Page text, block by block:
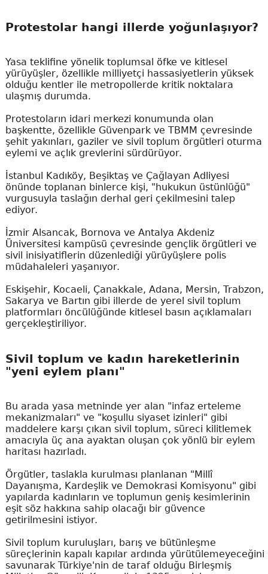
Protestolar hangi illerde yoğunlaşıyor?
Yasa teklifine yönelik toplumsal öfke ve kitlesel
yürüyüşler, özellikle milliyetçi hassasiyetlerin yüksek
olduğu kentler ile metropollerde kritik noktalara
ulaşmış durumda.
Protestoların idari merkezi konumunda olan
başkentte, özellikle Güvenpark ve TBMM çevresinde
şehit yakınları, gaziler ve sivil toplum örgütleri oturma
eylemi ve açlık grevlerini sürdürüyor.
İstanbul Kadıköy, Beşiktaş ve Çağlayan Adliyesi
önünde toplanan binlerce kişi, "hukukun üstünlüğü"
vurgusuyla taslağın derhal geri çekilmesini talep
ediyor.
İzmir Alsancak, Bornova ve Antalya Akdeniz
Üniversitesi kampüsü çevresinde gençlik örgütleri ve
sivil inisiyatiflerin düzenlediği yürüyüşlere polis
müdahaleleri yaşanıyor.
Eskişehir, Kocaeli, Çanakkale, Adana, Mersin, Trabzon,
Sakarya ve Bartın gibi illerde de yerel sivil toplum
platformları öncülüğünde kitlesel basın açıklamaları
gerçekleştiriliyor.
Sivil toplum ve kadın hareketlerinin
"yeni eylem planı"
Bu arada yasa metninde yer alan "infaz erteleme
mekanizmaları" ve "koşullu siyaset izinleri" gibi
maddelere karşı çıkan sivil toplum, süreci kilitlemek
amacıyla üç ana ayaktan oluşan çok yönlü bir eylem
haritası hazırladı.
Örgütler, taslakla kurulması planlanan "Millî
Dayanışma, Kardeşlik ve Demokrasi Komisyonu" gibi
yapılarda kadınların ve toplumun geniş kesimlerinin
eşit söz hakkına sahip olacağı bir güvence
getirilmesini istiyor.
Sivil toplum kuruluşları, barış ve bütünleşme
süreçlerinin kapalı kapılar ardında yürütülemeyeceğini
savunarak Türkiye'nin de taraf olduğu Birleşmiş